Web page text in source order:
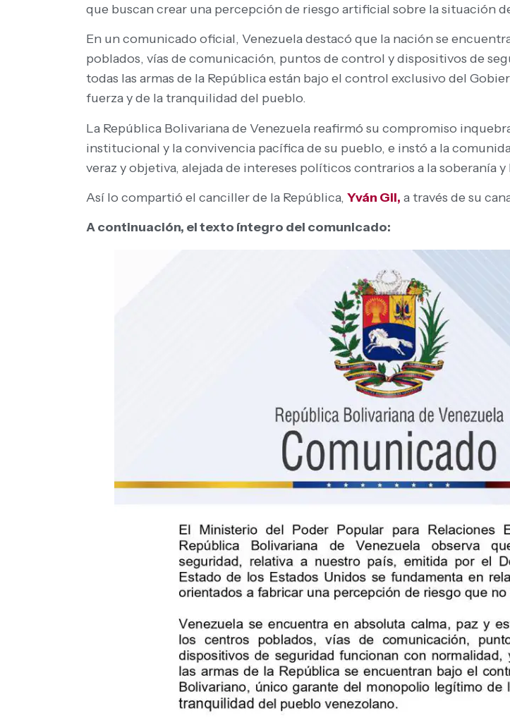
que buscan crear una percepción de riesgo artificial sobre la situación
En un comunicado oficial, Venezuela destacó que la nación se
poblados, vías de comunicación, puntos de control y dispositivos de
todas las armas de la República están bajo el control exclusivo del
fuerza y de la tranquilidad del pueblo.
La República Bolivariana de Venezuela reafirmó su compromiso
institucional y la convivencia pacífica de su pueblo, e instó a la
veraz y objetiva, alejada de intereses políticos contrarios a la soberanía
Así lo compartió el canciller de la República, Yván Gil, a través de su
A continuación, el texto íntegro del comunicado: